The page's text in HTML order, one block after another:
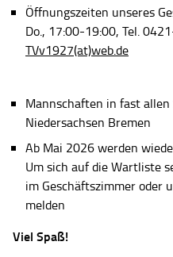
Öffnungszeiten unseres
Do., 17:00-19:00, Tel.
TVv1927(at)web.de
Mannschaften in fast
Niedersachsen Bremen
Ab Mai 2026 werden
Um sich auf die Wartliste
im Geschäftszimmer oder
melden
Viel Spaß!